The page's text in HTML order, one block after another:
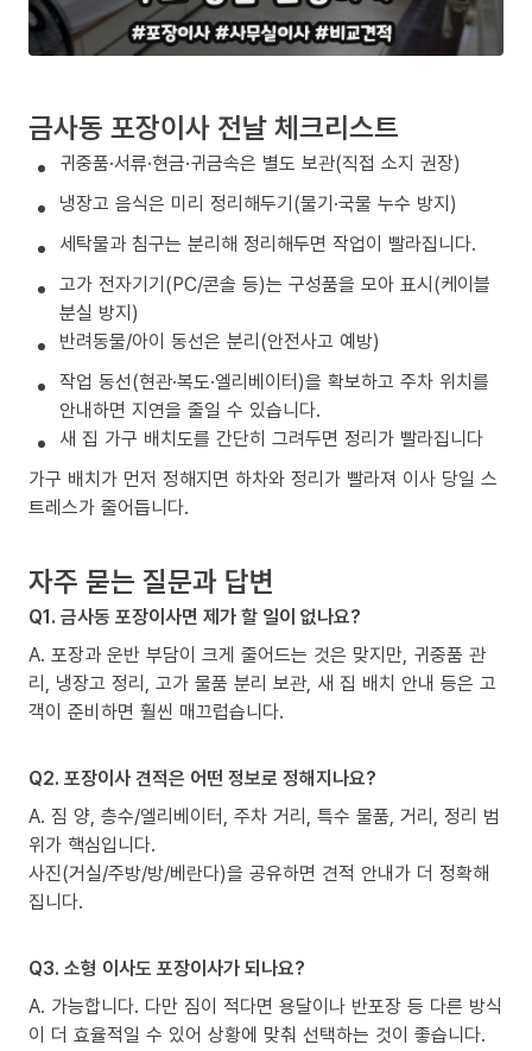
금사동 포장이사 전날 체크리스트
귀중품·서류·현금·귀금속은 별도 보관(직접 소지 권장)
냉장고 음식은 미리 정리해두기(물기·국물 누수 방지)
세탁물과 침구는 분리해 정리해두면 작업이 빨라집니다.
고가 전자기기(PC/콘솔 등)는 구성품을 모아 표시(케이블
분실 방지)
반려동물/아이 동선은 분리(안전사고 예방)
작업 동선(현관·복도·엘리베이터)을 확보하고 주차 위치를
안내하면 지연을 줄일 수 있습니다.
새 집 가구 배치도를 간단히 그려두면 정리가 빨라집니다
가구 배치가 먼저 정해지면 하차와 정리가 빨라져 이사 당일 스
트레스가 줄어듭니다.
자주 묻는 질문과 답변
Q1. 금사동 포장이사면 제가 할 일이 없나요?
A. 포장과 운반 부담이 크게 줄어드는 것은 맞지만, 귀중품 관
리, 냉장고 정리, 고가 물품 분리 보관, 새 집 배치 안내 등은 고
객이 준비하면 훨씬 매끄럽습니다.
Q2. 포장이사 견적은 어떤 정보로 정해지나요?
A. 짐 양, 층수/엘리베이터, 주차 거리, 특수 물품, 거리, 정리 범
위가 핵심입니다.
사진(거실/주방/방/베란다)을 공유하면 견적 안내가 더 정확해
집니다.
Q3. 소형 이사도 포장이사가 되나요?
A. 가능합니다. 다만 짐이 적다면 용달이나 반포장 등 다른 방식
이 더 효율적일 수 있어 상황에 맞춰 선택하는 것이 좋습니다.